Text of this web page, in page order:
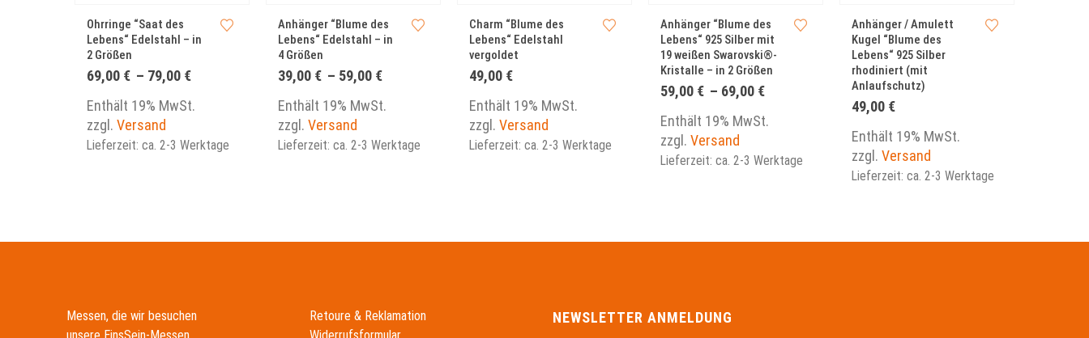
Ohrringe “Saat des
Lebens“ Edelstahl – in
2 Größen
69,00 € – 79,00 €
Enthält 19% MwSt.
zzgl. Versand
Lieferzeit: ca. 2-3 Werktage
Anhänger “Blume des
Lebens“ Edelstahl – in
4 Größen
39,00 € – 59,00 €
Enthält 19% MwSt.
zzgl. Versand
Lieferzeit: ca. 2-3 Werktage
Charm “Blume des
Lebens“ Edelstahl
vergoldet
49,00 €
Enthält 19% MwSt.
zzgl. Versand
Lieferzeit: ca. 2-3 Werktage
Anhänger “Blume des
Lebens“ 925 Silber mit
19 weißen Swarovski®-
Kristalle – in 2 Größen
59,00 € – 69,00 €
Enthält 19% MwSt.
zzgl. Versand
Lieferzeit: ca. 2-3 Werktage
Anhänger / Amulett
Kugel “Blume des
Lebens“ 925 Silber
rhodiniert (mit
Anlaufschutz)
49,00 €
Enthält 19% MwSt.
zzgl. Versand
Lieferzeit: ca. 2-3 Werktage
Messen, die wir besuchen
Retoure & Reklamation
NEWSLETTER ANMELDUNG